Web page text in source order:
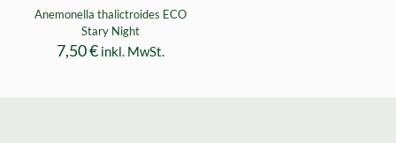
Anemonella thalictroides ECO
Stary Night
7,50€ inkl. MwSt.